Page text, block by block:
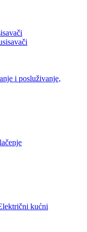
i posluživanje,
kućni